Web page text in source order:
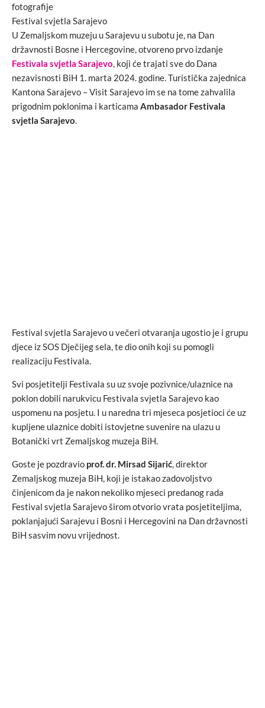
fotografije
Festival svjetla Sarajevo
U Zemaljskom muzeju u Sarajevu u subotu je, na Dan
državnosti Bosne i Hercegovine, otvoreno prvo izdanje
Festivala svjetla Sarajevo, koji će trajati sve do Dana
nezavisnosti BiH 1. marta 2024. godine. Turistička zajednica
Kantona Sarajevo – Visit Sarajevo im se na tome zahvalila
prigodnim poklonima i karticama Ambasador Festivala
svjetla Sarajevo.
Festival svjetla Sarajevo u večeri otvaranja ugostio je i grupu
djece iz SOS Dječijeg sela, te dio onih koji su pomogli
realizaciju Festivala.
Svi posjetitelji Festivala su uz svoje pozivnice/ulaznice na
poklon dobili narukvicu Festivala svjetla Sarajevo kao
uspomenu na posjetu. I u naredna tri mjeseca posjetioci će uz
kupljene ulaznice dobiti istovjetne suvenire na ulazu u
Botanički vrt Zemaljskog muzeja BiH.
Goste je pozdravio prof. dr. Mirsad Sijarić, direktor
Zemaljskog muzeja BiH, koji je istakao zadovoljstvo
činjenicom da je nakon nekoliko mjeseci predanog rada
Festival svjetla Sarajevo širom otvorio vrata posjetiteljima,
poklanjajući Sarajevu i Bosni i Hercegovini na Dan državnosti
BiH sasvim novu vrijednost.